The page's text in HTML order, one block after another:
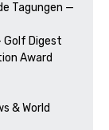
Tagungen —
Golf Digest
Award
& World